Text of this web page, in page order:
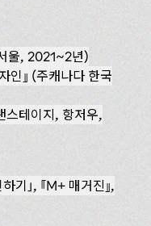
울, 2021~2년)
인
(주캐나다 한국
스테이지, 항저우,
기」,
M+ 매거진 ,